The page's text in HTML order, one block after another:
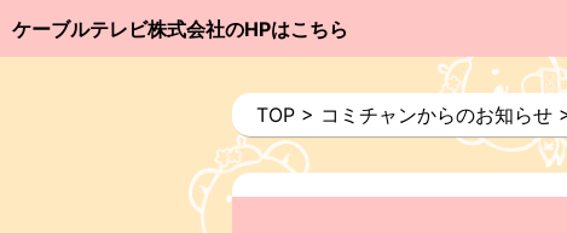
ケーブルテレビ株式会社のHPはこちら
TOP > コミチャンからのお知らせ